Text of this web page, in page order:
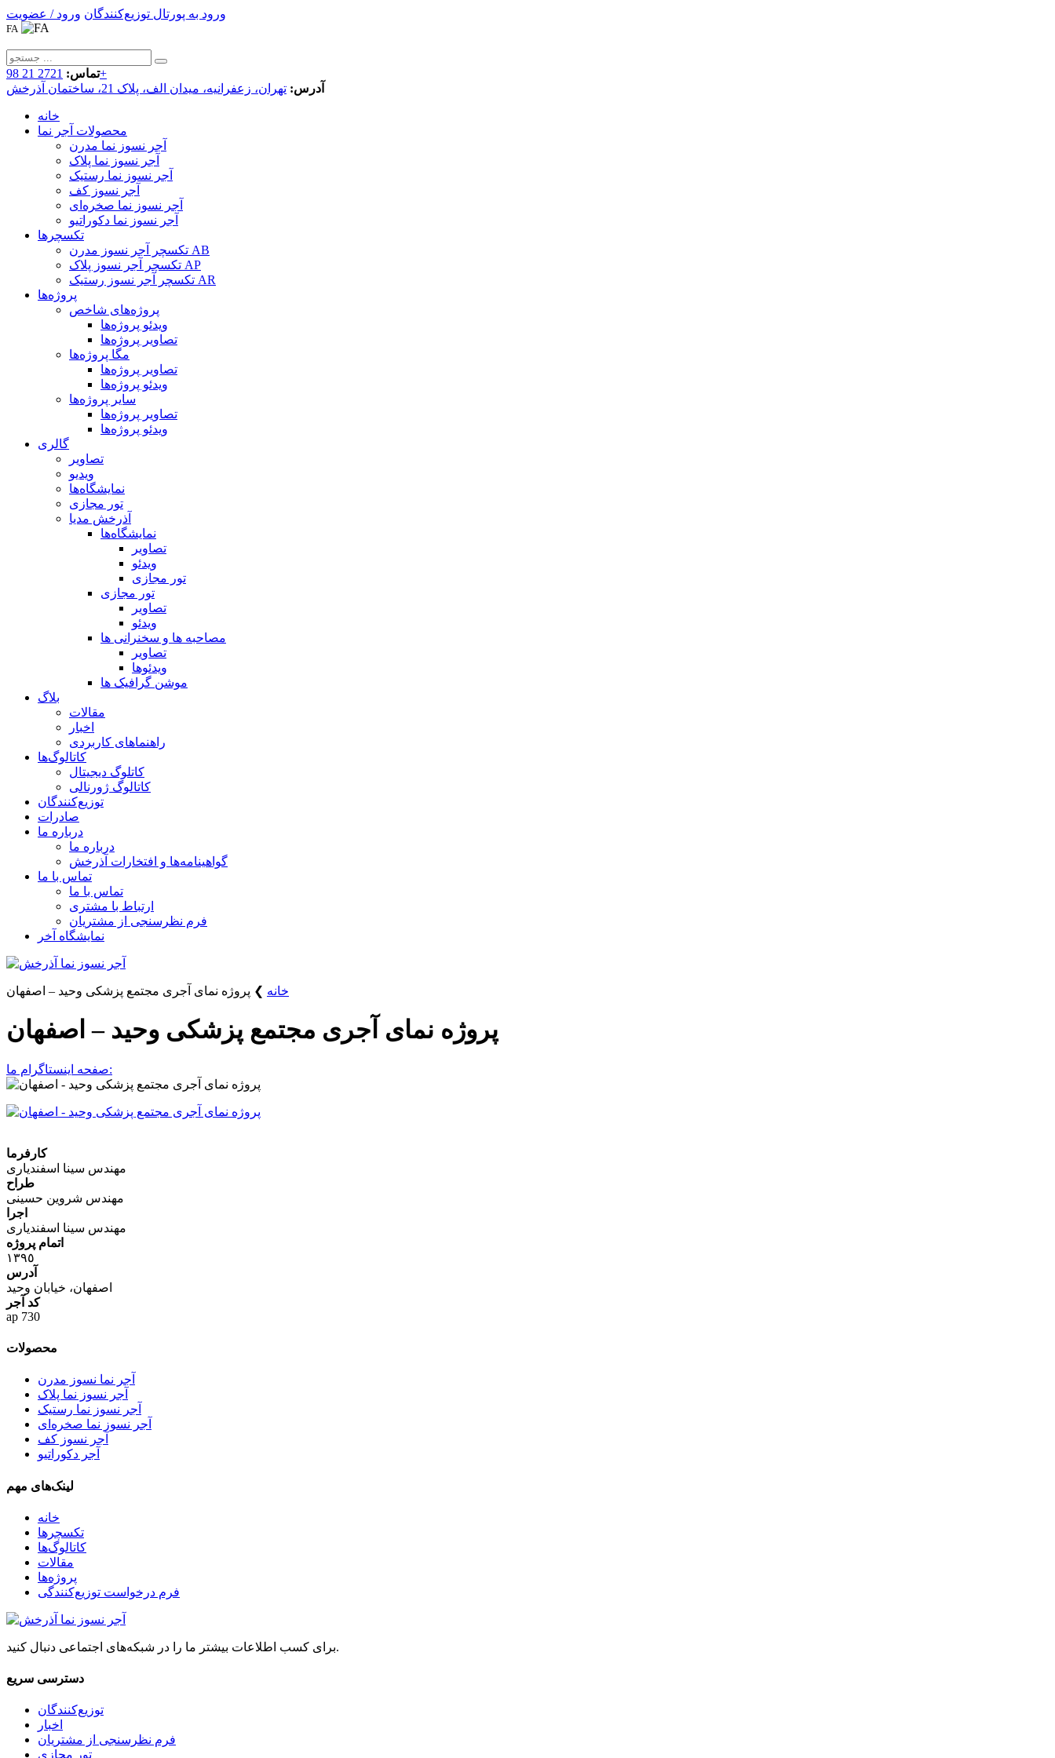
ورود به پورتال توزیع‌کنندگان ورود / عضویت
FA
تماس:2721 21 98+
آدرس: تهران، زعفرانیه، میدان الف، پلاک 21، ساختمان آذرخش
خانه
محصولات آجر نما
آجر نسوز نما مدرن
آجر نسوز نما پلاک
آجر نسوز نما رستیک
آجر نسوز کف
آجر نسوز نما صخره‌ای
آجر نسوز نما دکوراتیو
تکسچرها
تکسچر آجر نسوز مدرن AB
تکسچر آجر نسوز پلاک AP
تکسچر آجر نسوز رستیک AR
پروژه‌ها
پروژه‌های شاخص
ویدئو پروژه‌ها
تصاویر پروژه‌ها
مگا پروژه‌ها
تصاویر پروژه‌ها
ویدئو پروژه‌ها
سایر پروژه‌ها
تصاویر پروژه‌ها
ویدئو پروژه‌ها
گالری
تصاویر
ویدیو
نمایشگاه‌ها
تور مجازی
آذرخش مدیا
نمایشگاه‌ها
تصاویر
ویدئو
تور مجازی
تور مجازی
تصاویر
ویدئو
مصاحبه ها و سخنرانی ها
تصاویر
ویدئوها
موشن گرافیک ها
بلاگ
مقالات
اخبار
راهنماهای کاربردی
کاتالوگ‌ها
کاتلوگ دیجیتال
کاتالوگ ژورنالی
توزیع‌کنندگان
صادرات
درباره ما
درباره ما
گواهینامه‌ها و افتخارات آذرخش
تماس با ما
تماس با ما
ارتباط با مشتری
فرم نظرسنجی از مشتریان
نمایشگاه‌ آخر
خانه ❯ پروژه نمای آجری مجتمع پزشكی وحید – اصفهان
پروژه نمای آجری مجتمع پزشكی وحید – اصفهان
صفحه اینستاگرام ما:
كارفرما
مهندس سینا اسفندیاری
طراح
مهندس شروین حسینی
اجرا
مهندس سینا اسفندیاری
اتمام پروژه
١٣٩٥
آدرس
اصفهان، خیابان وحید
كد آجر
ap 730
محصولات
آجر نما نسوز مدرن
آجر نسوز نما پلاک
آجر نسوز نما رستیک
آجر نسوز نما صخره‌ای
آجر نسوز کف
آجر دکوراتیو
لینک‌های مهم
خانه
تکسچرها
کاتالوگ‌ها
مقالات
پروژه‌ها
فرم درخواست توزیع‌کنندگی
برای کسب اطلاعات بیشتر ما را در شبکه‌های اجتماعی دنبال کنید.
دسترسی سریع
توزیع‌کنندگان
اخبار
فرم نظرسنجی از مشتریان
تور مجازی